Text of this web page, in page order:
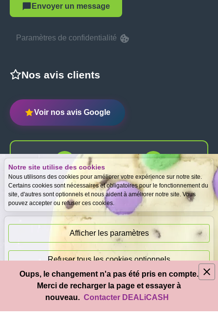
Notre site utilise des cookies
Nous utilisons des cookies pour améliorer votre expérience sur notre site.
Certains cookies sont nécessaires et obligatoires pour le fonctionnement du
site, d'autres sont optionnels et nous aident à améliorer notre site. Vous
pouvez accepter ou refuser ces cookies.
Afficher les paramètres
Refuser tous les cookies optionnels
Accepter tous les cookies
Envoyer un message
Paramètres de confidentialité
Nos avis clients
Voir nos avis Google
Expertise
gratuite
Meilleurs prix
garantis
Paiement
immédiat
© 2026 DEALiCASH- Tous droits réservés
Oups, le changement n'a pas été pris en compte.
Merci de recharger la page et essayer à
nouveau. Contacter DEALiCASH